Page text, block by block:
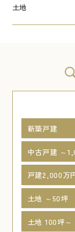
土地
新築戸建
中古戸建 ～
戸建2,000万
土地 ～50坪
土地 100坪～